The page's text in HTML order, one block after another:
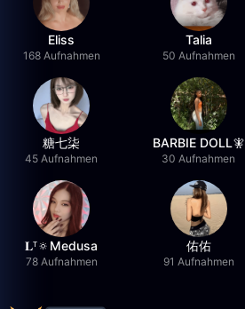
Eliss
168 Aufnahmen
Talia
50 Aufnahmen
糖七柒
45 Aufnahmen
BARBIE DOLL🧚
30 Aufnahmen
𝐋ᵀ🔅Medusa
78 Aufnahmen
佑佑
91 Aufnahmen